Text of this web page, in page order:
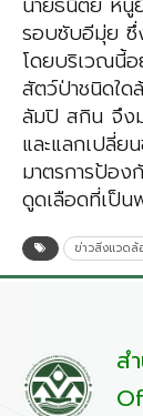
รอบซับอีมุ่ย ซึ่
โดยบริเวณนี้
สัตว์ป่าชนิดใด
ลัมปิ สกิน จึงม
และแลกเปลี่ย
มาตรการป้อง
ดูดเลือดที่เป็น
ข่าวสิ่งแวดล้
ส